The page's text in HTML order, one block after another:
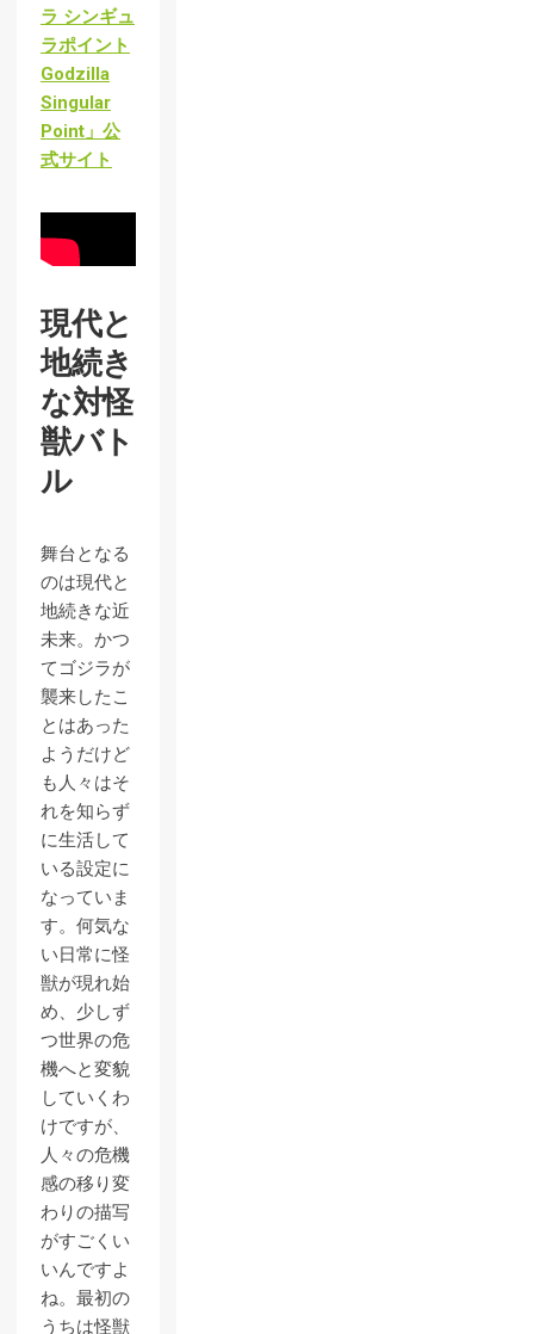
ラ シンギュ
ラポイント
Godzilla
Singular
Point」公
式サイト
現代と
地続き
な対怪
獣バト
ル
舞台となる
のは現代と
地続きな近
未来。かつ
てゴジラが
襲来したこ
とはあった
ようだけど
も人々はそ
れを知らず
に生活して
いる設定に
なっていま
す。何気な
い日常に怪
獣が現れ始
め、少しず
つ世界の危
機へと変貌
していくわ
けですが、
人々の危機
感の移り変
わりの描写
がすごくい
いんですよ
ね。最初の
うちは怪獣